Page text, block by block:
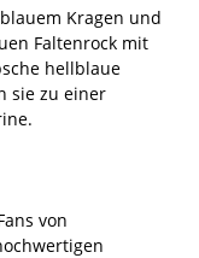
Kragen und
Faltenrock mit
hellblaue
sie zu einer
von